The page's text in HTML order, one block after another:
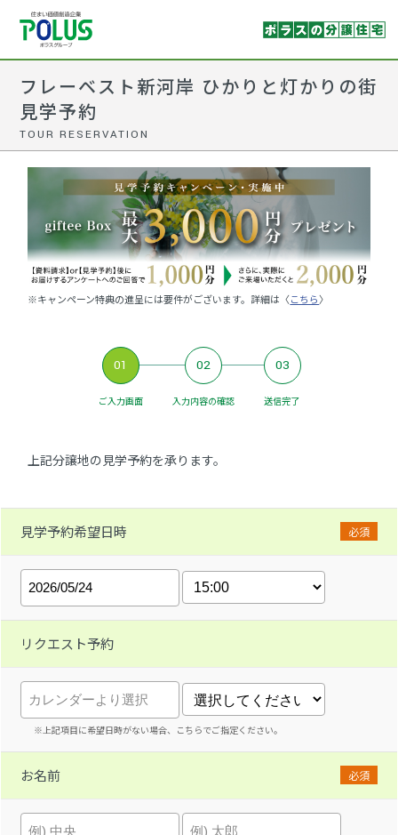
フレーベスト新河岸 ひかりと灯かりの街
見学予約
TOUR RESERVATION
※キャンペーン特典の進呈には要件がございます。詳細は〈こちら〉
01
ご入力画面
02
入力内容の確認
03
送信完了
上記分譲地の見学予約を承ります。
見学予約希望日時 必須
リクエスト予約
※上記項目に希望日時がない場合、こちらでご指定ください。
お名前 必須